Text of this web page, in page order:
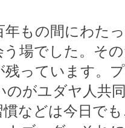
もの間にわた
場でした。そ
っています。
がユダヤ人共
などは今日で